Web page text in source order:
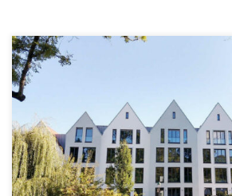
Pendant longtemps, les investisseurs
bonnes opportunités d’investissement
immobiliers dans l’ancien. Il est vrai que
l’ancien sont en moyenne, à surface
20 % moins élevés que ceux dans le neuf.